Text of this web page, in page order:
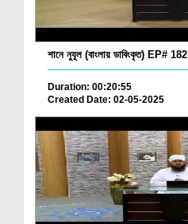
শানে নুযূল (বাংলায় ডাবিংকৃত) EP# 182
Duration: 00:20:55
Created Date: 02-05-2025